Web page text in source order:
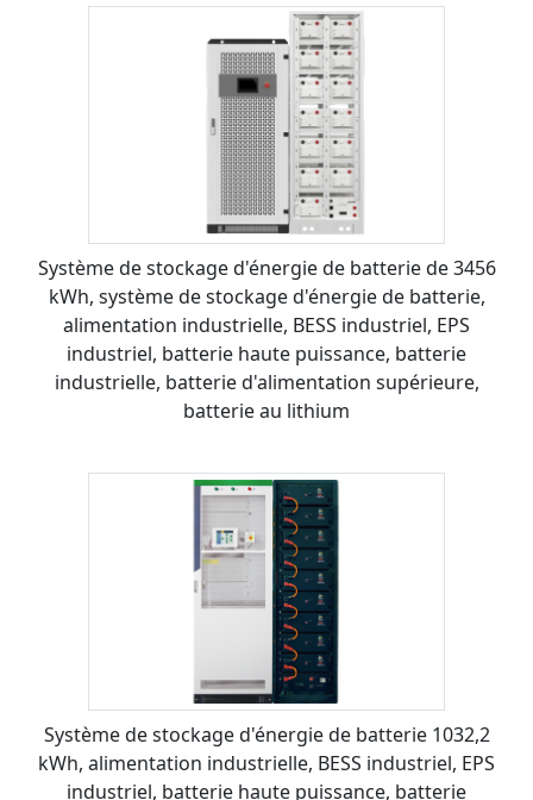
Système de stockage d'énergie de batterie de 3456
kWh, système de stockage d'énergie de batterie,
alimentation industrielle, BESS industriel, EPS
industriel, batterie haute puissance, batterie
industrielle, batterie d'alimentation supérieure,
batterie au lithium
Système de stockage d'énergie de batterie 1032,2
kWh, alimentation industrielle, BESS industriel, EPS
industriel, batterie haute puissance, batterie